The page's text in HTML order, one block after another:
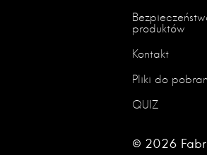
produktów
Kontakt
Pliki do
QUIZ
© 2026